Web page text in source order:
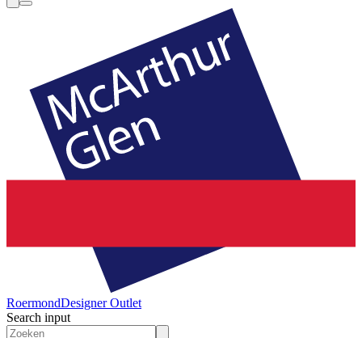
RoermondDesigner Outlet
Search input